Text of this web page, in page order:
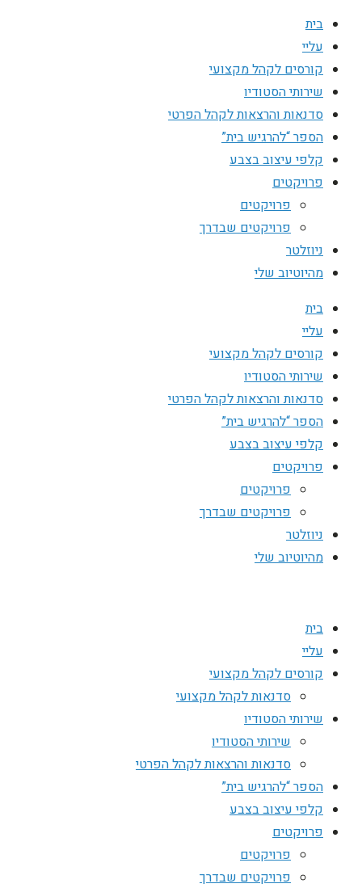
בית
עליי
קורסים לקהל מקצועי
שירותי הסטודיו
סדנאות והרצאות לקהל הפרטי
הספר “להרגיש בית”
קלפי עיצוב בצבע
פרויקטים
פרויקטים
פרויקטים שבדרך
ניוזלטר
מהיוטיוב שלי
בית
עליי
קורסים לקהל מקצועי
שירותי הסטודיו
סדנאות והרצאות לקהל הפרטי
הספר “להרגיש בית”
קלפי עיצוב בצבע
פרויקטים
פרויקטים
פרויקטים שבדרך
ניוזלטר
מהיוטיוב שלי
בית
עליי
קורסים לקהל מקצועי
סדנאות לקהל מקצועי
שירותי הסטודיו
שירותי הסטודיו
סדנאות והרצאות לקהל הפרטי
הספר “להרגיש בית”
קלפי עיצוב בצבע
פרויקטים
פרויקטים
פרויקטים שבדרך